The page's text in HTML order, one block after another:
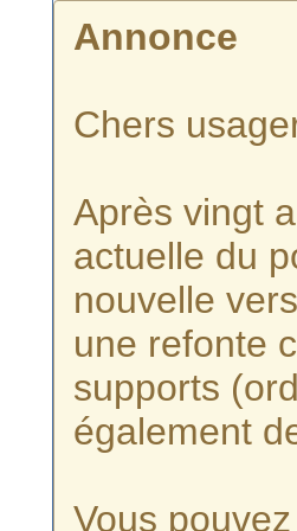
Annonce
Chers
Après vingt
actuelle du
nouvelle
une refonte
supports
également
Vous